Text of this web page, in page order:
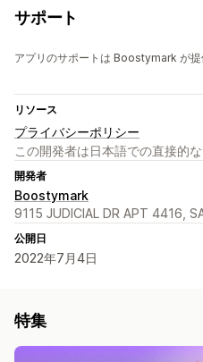
サポート
アプリのサポートは Boostymark が提
リソース
プライバシーポリシー
この開発者は日本語での直接的
開発者
Boostymark
9115 JUDICIAL DR APT 4416,
公開日
2022年7月4日
特集